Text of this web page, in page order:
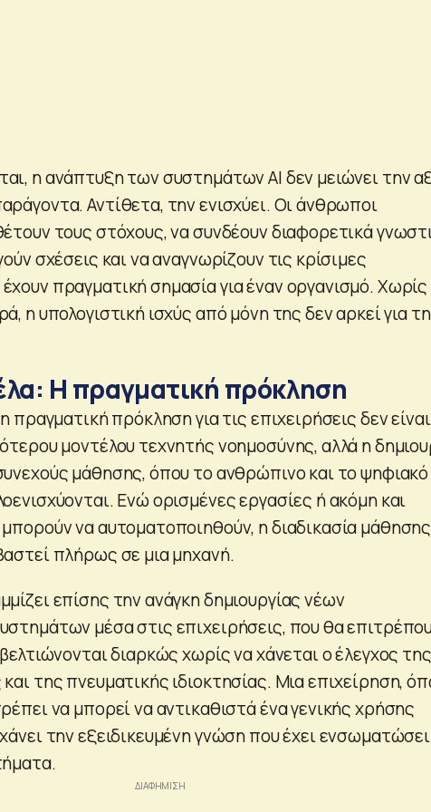
η ανάπτυξη των συστημάτων AI δεν μειώνει την
Αντίθετα, την ενισχύει. Οι άνθρωποι
τους στόχους, να συνδέουν διαφορετικά
σχέσεις και να αναγνωρίζουν τις κρίσιμες
πραγματική σημασία για έναν οργανισμό. Χωρίς
η υπολογιστική ισχύς από μόνη της δεν αρκεί για τη
Η πραγματική πρόκληση
πραγματική πρόκληση για τις επιχειρήσεις δεν
μοντέλου τεχνητής νοημοσύνης, αλλά η
μάθησης, όπου το ανθρώπινο και το ψηφιακό
Ενώ ορισμένες εργασίες ή ακόμη και
να αυτοματοποιηθούν, η διαδικασία
πλήρως σε μια μηχανή.
επίσης την ανάγκη δημιουργίας νέων
μέσα στις επιχειρήσεις, που θα
διαρκώς χωρίς να χάνεται ο έλεγχος της
της πνευματικής ιδιοκτησίας. Μια επιχείρηση,
να μπορεί να αντικαθιστά ένα γενικής χρήσης
την εξειδικευμένη γνώση που έχει ενσωματώσει